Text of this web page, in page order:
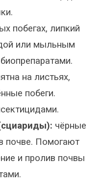
побегах, липкий
или мыльным
на листьях,
побеги.
чёрные
почве. Помогают
и пролив почвы